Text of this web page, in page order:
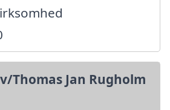
Thomas Jan Rugholm